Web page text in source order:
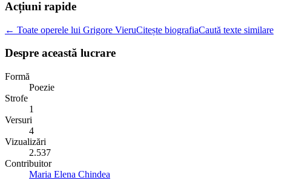
Acțiuni rapide
← Toate operele lui Grigore VieruCitește biografiaCaută texte similare
Despre această lucrare
Formă
Poezie
Strofe
1
Versuri
4
Vizualizări
2.537
Contribuitor
Maria Elena Chindea